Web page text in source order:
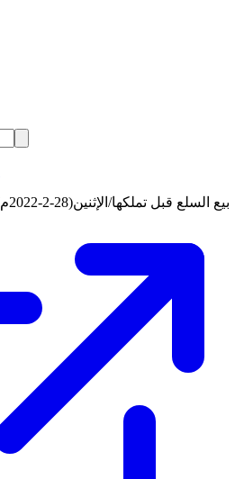
بيع السلع قبل تملكها/الإثنين(28-2-2022م)فتاوى علي الهواء مباشرة